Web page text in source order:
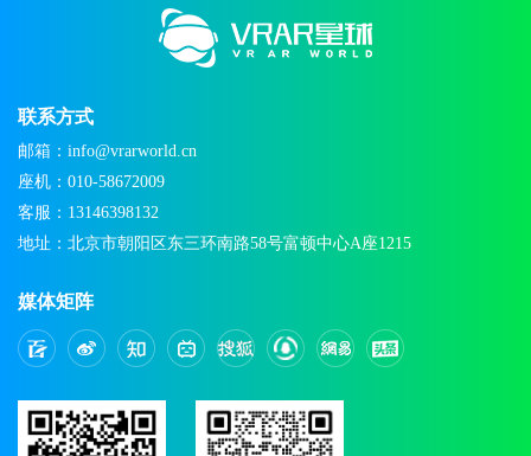
联系方式
邮箱：info@vrarworld.cn
座机：010-58672009
客服：13146398132
地址：北京市朝阳区东三环南路58号富顿中心A座1215
媒体矩阵